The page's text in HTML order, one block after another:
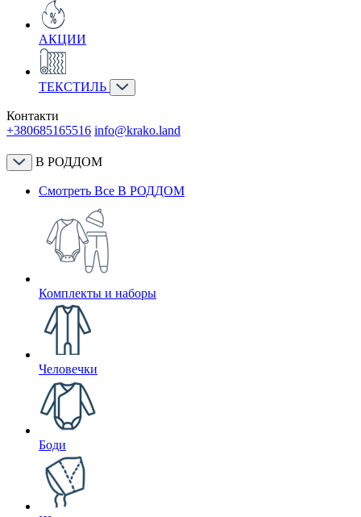
АКЦИИ
ТЕКСТИЛЬ
Контакти
+380685165516 info@krako.land
В РОДДОМ
Смотреть Все В РОДДОМ
Комплекты и наборы
Человечки
Боди